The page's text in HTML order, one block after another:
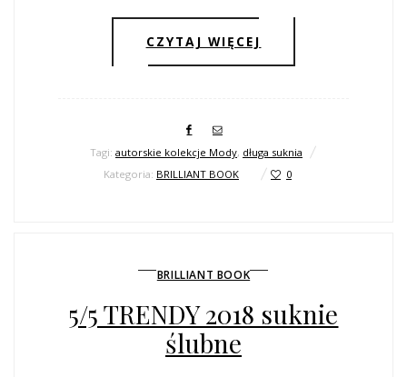
CZYTAJ WIĘCEJ
Tagi: autorskie kolekcje Mody, długa suknia
Kategoria: BRILLIANT BOOK 0
BRILLIANT BOOK
5/5 TRENDY 2018 suknie
ślubne